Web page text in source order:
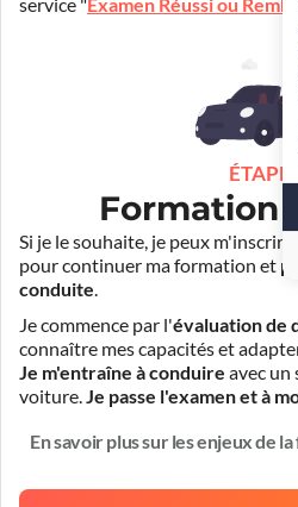
service "Examen Réussi ou
ÉTAPE 3
Formation
Si je le souhaite, je peux m'inscrire
pour continuer ma formation et
conduite.
Je commence par l'évaluation de
connaître mes capacités et
Je m'entraîne à conduire avec un
voiture.Je passe l'examen et à
En savoir plus sur les enjeux de